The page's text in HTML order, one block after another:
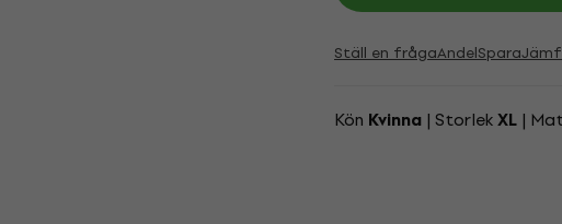
Ställ en frågaAndelSpara
Kön Kvinna | StorlekXL |